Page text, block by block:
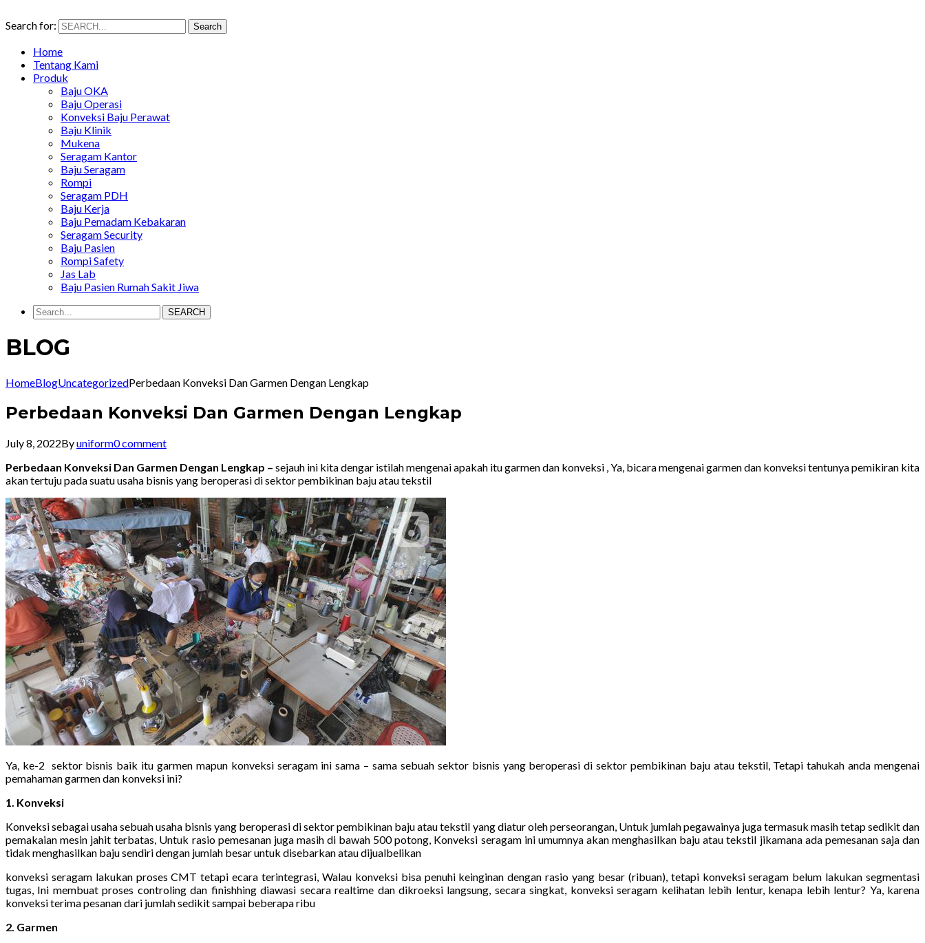
Search for: Search
Home
Tentang Kami
Produk
Baju OKA
Baju Operasi
Konveksi Baju Perawat
Baju Klinik
Mukena
Seragam Kantor
Baju Seragam
Rompi
Seragam PDH
Baju Kerja
Baju Pemadam Kebakaran
Seragam Security
Baju Pasien
Rompi Safety
Jas Lab
Baju Pasien Rumah Sakit Jiwa
SEARCH
BLOG
HomeBlogUncategorizedPerbedaan Konveksi Dan Garmen Dengan Lengkap
Perbedaan Konveksi Dan Garmen Dengan Lengkap
July 8, 2022Byuniform0 comment
Perbedaan Konveksi Dan Garmen Dengan Lengkap – sejauh ini kita dengar istilah mengenai apakah itu garmen dan konveksi , Ya, bicara mengenai garmen dan konveksi tentunya pemikiran kita
akan tertuju pada suatu usaha bisnis yang beroperasi di sektor pembikinan baju atau tekstil
Ya, ke-2 sektor bisnis baik itu garmen mapun konveksi seragam ini sama – sama sebuah sektor bisnis yang beroperasi di sektor pembikinan baju atau tekstil, Tetapi tahukah anda mengenai
pemahaman garmen dan konveksi ini?
1. Konveksi
Konveksi sebagai usaha sebuah usaha bisnis yang beroperasi di sektor pembikinan baju atau tekstil yang diatur oleh perseorangan, Untuk jumlah pegawainya juga termasuk masih tetap sedikit dan
pemakaian mesin jahit terbatas, Untuk rasio pemesanan juga masih di bawah 500 potong, Konveksi seragam ini umumnya akan menghasilkan baju atau tekstil jikamana ada pemesanan saja dan
tidak menghasilkan baju sendiri dengan jumlah besar untuk disebarkan atau dijualbelikan
konveksi seragam lakukan proses CMT tetapi ecara terintegrasi, Walau konveksi bisa penuhi keinginan dengan rasio yang besar (ribuan), tetapi konveksi seragam belum lakukan segmentasi
tugas, Ini membuat proses controling dan finishhing diawasi secara realtime dan dikroeksi langsung, secara singkat, konveksi seragam kelihatan lebih lentur, kenapa lebih lentur? Ya, karena
konveksi terima pesanan dari jumlah sedikit sampai beberapa ribu
2. Garmen